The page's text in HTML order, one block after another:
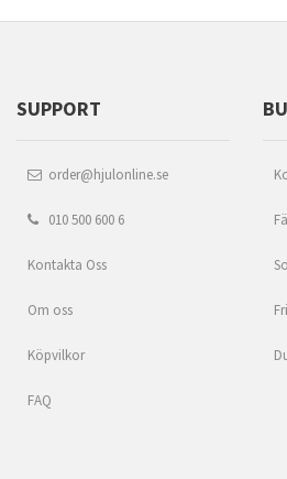
SUPPORT
order@hjulonline.se
010 500 600 6
Kontakta Oss
Om oss
Köpvilkor
FAQ